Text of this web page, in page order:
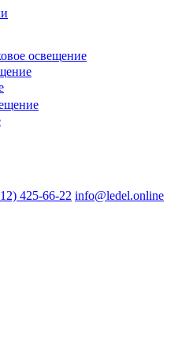
освещение
425-66-22 info@ledel.online